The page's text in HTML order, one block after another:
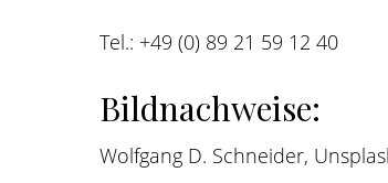
Tel.: +49 (0) 89 21 59 12 40
Bildnachweise:
Wolfgang D. Schneider,